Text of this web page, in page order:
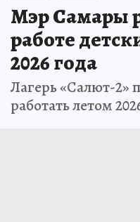
Мэр Самары
работе
2026 года
Лагерь «Салют-2»
работать летом